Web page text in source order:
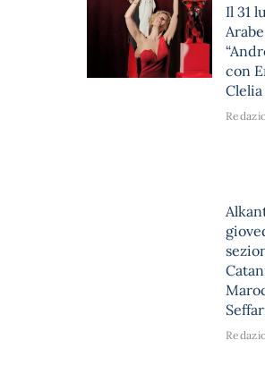
Il 31
con